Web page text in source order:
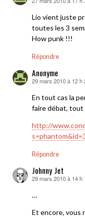
dit :
Lio vient juste
toutes les 3
How punk !!!
Répondre
Anonyme
dit :
29 mars 2010 à 12 h
En tout cas la
faire débat,
http://
Répondre
Johnny Jet
dit :
29 mars 2010 à 14 h
…
Et encore, vous